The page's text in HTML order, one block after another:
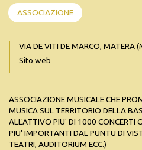
ASSOCIAZIONE
VIA DE VITI DE MARCO, MATERA
Sito web
ASSOCIAZIONE MUSICALE CHE
MUSICA SUL TERRITORIO DELLA
ALL'ATTIVO PIU' DI 1000 CONCERTI
PIU' IMPORTANTI DAL PUNTU DI
TEATRI, AUDITORIUM ECC.)